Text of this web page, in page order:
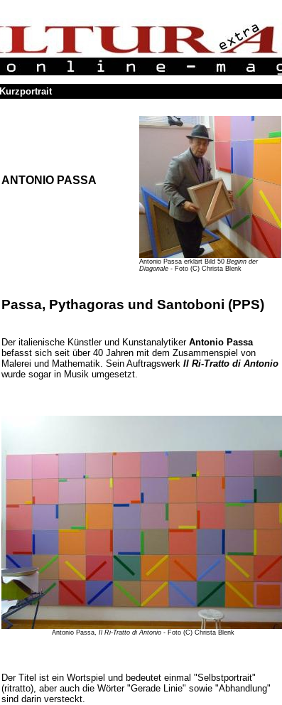
Kurzportrait
ANTONIO PASSA
Antonio Passa erklärt Bild 50 Beginn der
Diagonale- Foto (C) Christa Blenk
Passa, Pythagoras und Santoboni (PPS)
Der italienische Künstler und Kunstanalytiker Antonio Passa
befasst sich seit über 40 Jahren mit dem Zusammenspiel von
Malerei und Mathematik. Sein Auftragswerk Il Ri-Tratto di Antonio
wurde sogar in Musik umgesetzt.
Antonio Passa, Il Ri-Tratto di Antonio - Foto (C) Christa Blenk
Der Titel ist ein Wortspiel und bedeutet einmal "Selbstportrait"
(ritratto), aber auch die Wörter "Gerade Linie" sowie "Abhandlung"
sind darin versteckt.